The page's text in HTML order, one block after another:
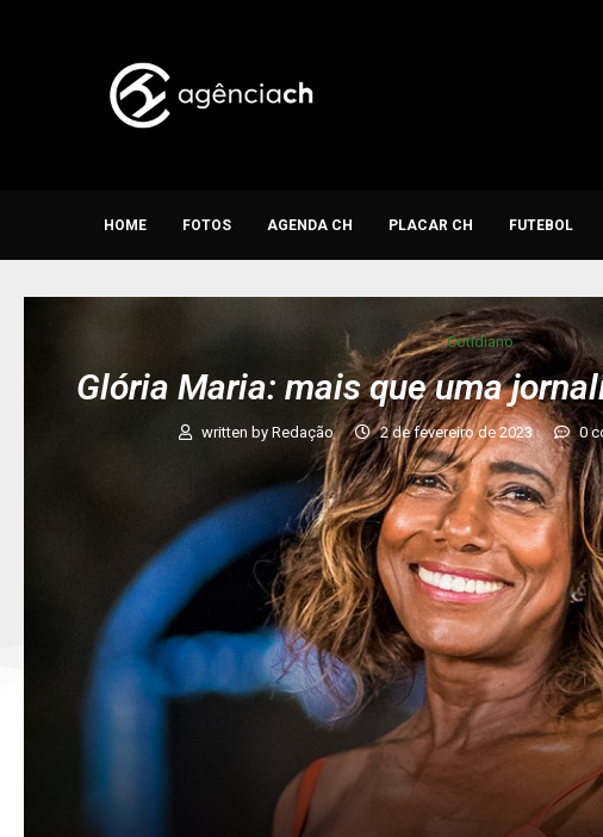
HOME FOTOS AGENDA CH PLACAR CH FUTEBOL
Cotidiano
Glória Maria: mais que uma
written byRedação 2 de fevereiro de 2023 0